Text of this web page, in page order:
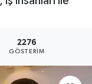
2276
GÖSTERIM